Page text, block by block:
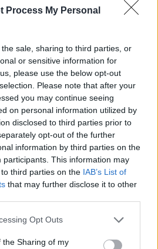
Process My Personal
sale, sharing to third parties, or
or sensitive information for
please use the below opt-out
Please note that after your
you may continue seeing
on personal information utilized by
disclosed to third parties prior to
opt-out of the further
information by third parties on the
participants. This information may
third parties on the IAB’s List of
that may further disclose it to other
app uses one or more Google
usage behaviour. You may click to
Opt Outs
the Sharing of my
από τους οποίους
έχει απασχολήσει έντονα
από Ελληνίδες
και αλλοδαπές
με μισθούς πείνας.
που δεν κόβονται
ανακριβής έκδοση
για την παροχή των
με αποτέλεσμα να
και να μπαίνει στην
θα μπαίνουν στο